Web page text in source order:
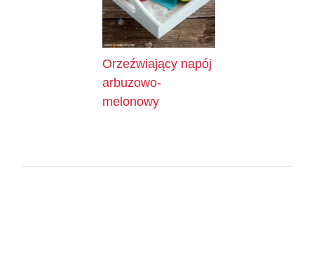
Orzeźwiający napój
arbuzowo-
melonowy